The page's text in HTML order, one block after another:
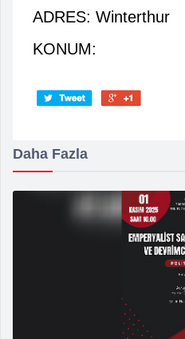
ADRES: Winterthur
KONUM:
Daha Fazla